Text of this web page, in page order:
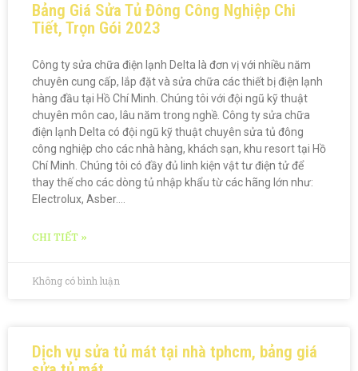
Bảng Giá Sửa Tủ Đông Công Nghiệp Chi
Tiết, Trọn Gói 2023
Công ty sửa chữa điện lạnh Delta là đơn vị với nhiều năm
chuyên cung cấp, lắp đặt và sửa chữa các thiết bị điện lạnh
hàng đầu tại Hồ Chí Minh. Chúng tôi với đội ngũ kỹ thuật
chuyên môn cao, lâu năm trong nghề. Công ty sửa chữa
điện lạnh Delta có đội ngũ kỹ thuật chuyên sửa tủ đông
công nghiệp cho các nhà hàng, khách sạn, khu resort tại Hồ
Chí Minh. Chúng tôi có đầy đủ linh kiện vật tư điện tử để
thay thế cho các dòng tủ nhập khẩu từ các hãng lớn như:
Electrolux, Asber….
CHI TIẾT »
Không có bình luận
Dịch vụ sửa tủ mát tại nhà tphcm, bảng giá